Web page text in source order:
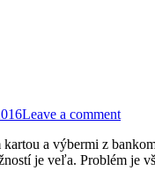
Leave a comment
a výbermi z
je veľa. Problém je